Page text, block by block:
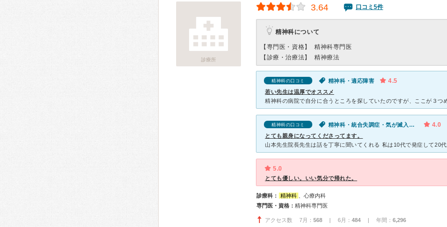
診療所
3.64 口コミ5件
精神科について
【専門医・資格】
精神科専門医
【診療・治療法】
精神療法
精神科の口コミ 精神科・適応障害 4.5
若い先生は温厚でオススメ
精神科の口コミ 精神科・統合失調症・気が滅入る・不安・幻想・妄想 4.0
とても親身になってくださってます。
5.0
とても優しい。いい気分で帰れた。
診療科： 精神科
、心療内科
専門医・資格： 精神科専門医
アクセス数 7月： 568 | 6月： 484 | 年間： 6,296